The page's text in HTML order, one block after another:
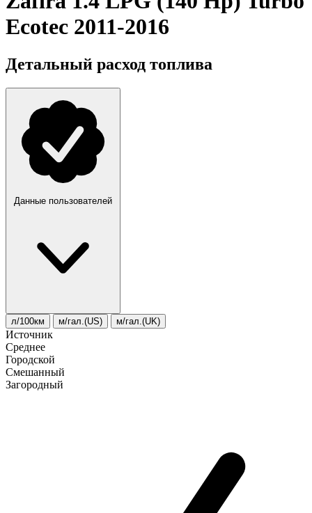
Ecotec 2011-2016
Детальный расход топлива
Данные пользователей
л/100км м/гал.(US) м/гал.(UK)
Источник
Среднее
Городской
Смешанный
Загородный